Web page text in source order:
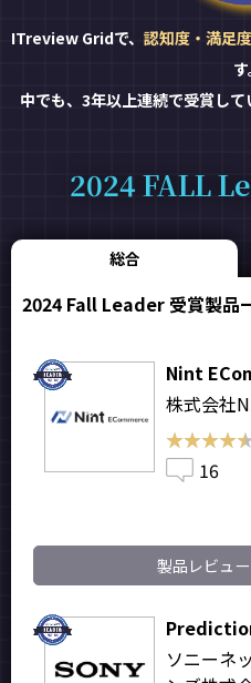
ITreview Gridで、 認知度・満足度
す
中でも、3年以上連続で受賞して
2024 FALL
総合
2024 Fall Leader 受賞製品
Nint
株式会社
16
製品レビュ
ソニーネ